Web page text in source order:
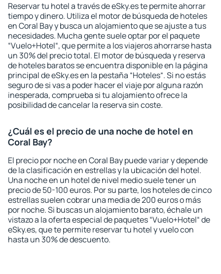
Reservar tu hotel a través de eSky.es te permite ahorrar
tiempo y dinero. Utiliza el motor de búsqueda de hoteles
en Coral Bay y busca un alojamiento que se ajuste a tus
necesidades. Mucha gente suele optar por el paquete
“Vuelo+Hotel“, que permite a los viajeros ahorrarse hasta
un 30% del precio total. El motor de búsqueda y reserva
de hoteles baratos se encuentra disponible en la página
principal de eSky.es en la pestaña “Hoteles“. Si no estás
seguro de si vas a poder hacer el viaje por alguna razón
inesperada, comprueba si tu alojamiento ofrece la
posibilidad de cancelar la reserva sin coste.
¿Cuál es el precio de una noche de hotel en
Coral Bay?
El precio por noche en Coral Bay puede variar y depende
de la clasificación en estrellas y la ubicación del hotel.
Una noche en un hotel de nivel medio suele tener un
precio de 50-100 euros. Por su parte, los hoteles de cinco
estrellas suelen cobrar una media de 200 euros o más
por noche. Si buscas un alojamiento barato, échale un
vistazo a la oferta especial de paquetes “Vuelo+Hotel“ de
eSky.es, que te permite reservar tu hotel y vuelo con
hasta un 30% de descuento.